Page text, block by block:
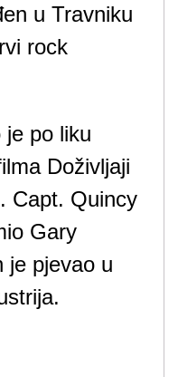
u Travniku
rock
je po liku
Doživljaji
Capt. Quincy
Gary
je pjevao u